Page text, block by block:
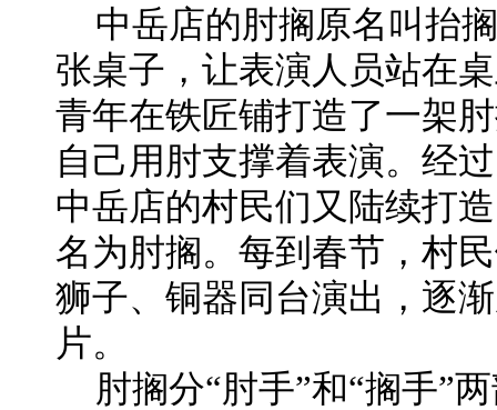
中岳店的肘搁原名叫抬
张桌子，让表演人员站在
青年在铁匠铺打造了一架
自己用肘支撑着表演。经
中岳店的村民们又陆续打
名为肘搁。每到春节，村
狮子、铜器同台演出，逐
片。
肘搁分“肘手”和“搁手”